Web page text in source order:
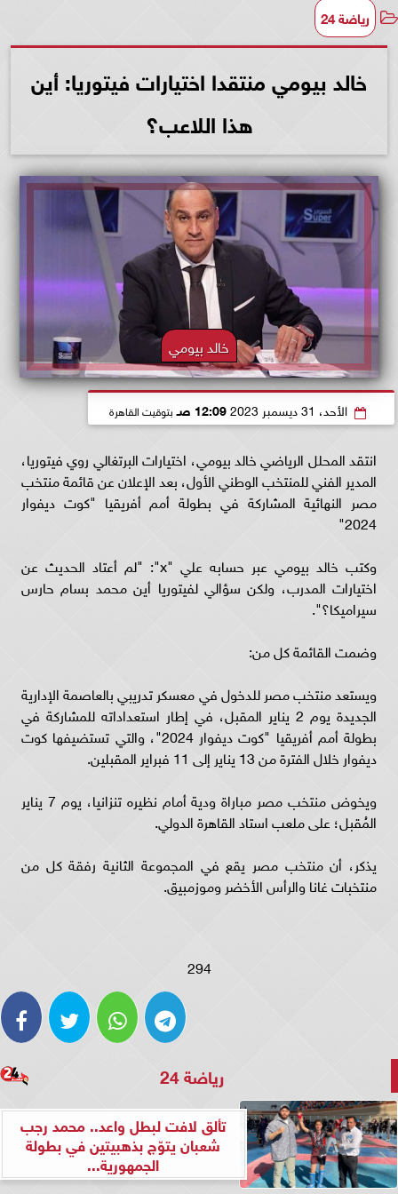
رياضة 24
خالد بيومي منتقدا اختيارات فيتوريا: أين
هذا اللاعب؟
خالد بيومي
الأحد، 31 ديسمبر 2023 12:09 صـ بتوقيت القاهرة
انتقد المحلل الرياضي خالد بيومي، اختيارات البرتغالي روي فيتوريا،
المدير الفني للمنتخب الوطني الأول، بعد الإعلان عن قائمة منتخب
مصر النهائية المشاركة في بطولة أمم أفريقيا "كوت ديفوار
2024"
وكتب خالد بيومي عبر حسابه علي "x": "لم أعتاد الحديث عن
اختيارات المدرب، ولكن سؤالي لفيتوريا أين محمد بسام حارس
سيراميكا؟".
وضمت القائمة كل من:
ويستعد منتخب مصر للدخول في معسكر تدريبي بالعاصمة الإدارية
الجديدة يوم 2 يناير المقبل، في إطار استعداداته للمشاركة في
بطولة أمم أفريقيا "كوت ديفوار 2024"، والتي تستضيفها كوت
ديفوار خلال الفترة من 13 يناير إلى 11 فبراير المقبلين.
ويخوض منتخب مصر مباراة ودية أمام نظيره تنزانيا، يوم 7 يناير
المُقبل؛ على ملعب استاد القاهرة الدولي.
يذكر، أن منتخب مصر يقع في المجموعة الثانية رفقة كل من
منتخبات غانا والرأس الأخضر وموزمبيق.
294
رياضة 24
تألق لافت لبطل واعد.. محمد رجب
شعبان يتوّج بذهبيتين في بطولة
الجمهورية...